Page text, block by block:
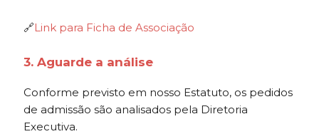
🔗Link para Ficha de Associação
3. Aguarde a análise
Conforme previsto em nosso Estatuto, os pedidos
de admissão são analisados pela Diretoria
Executiva.